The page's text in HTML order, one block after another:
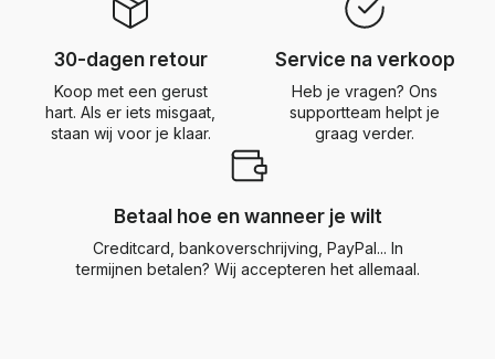
30-dagen retour
Koop met een gerust
hart. Als er iets misgaat,
staan wij voor je klaar.
Service na verkoop
Heb je vragen? Ons
supportteam helpt je
graag verder.
Betaal hoe en wanneer je wilt
Creditcard, bankoverschrijving, PayPal... In
termijnen betalen? Wij accepteren het allemaal.